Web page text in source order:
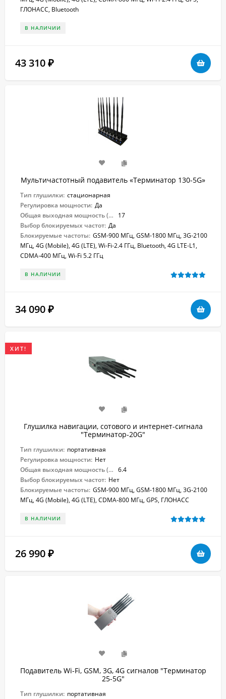
ГЛОНАСС, Bluetooth
В НАЛИЧИИ
43 310 ₽
Мультичастотный подавитель «Терминатор 130-5G»
Тип глушилки: стационарная
Регулировка мощности: Да
Общая выходная мощность (Вт):
17
Выбор блокируемых частот: Да
Блокируемые частоты: GSM-900 МГц, GSM-1800 МГц, 3G-2100
МГц, 4G (Mobile), 4G (LTE), Wi-Fi-2.4 ГГц, Bluetooth, 4G LTE-L1,
CDMA-400 МГц, Wi-Fi 5.2 ГГц
В НАЛИЧИИ
34 090 ₽
ХИТ!
Глушилка навигации, сотового и интернет-сигнала
"Терминатор-20G"
Тип глушилки: портативная
Регулировка мощности: Нет
Общая выходная мощность (Вт): 6.4
Выбор блокируемых частот: Нет
Блокируемые частоты: GSM-900 МГц, GSM-1800 МГц, 3G-2100
МГц, 4G (Mobile), 4G (LTE), CDMA-800 МГц, GPS, ГЛОНАСС
В НАЛИЧИИ
26 990 ₽
Подавитель Wi-Fi, GSM, 3G, 4G сигналов "Терминатор
25-5G"
Тип глушилки: портативная